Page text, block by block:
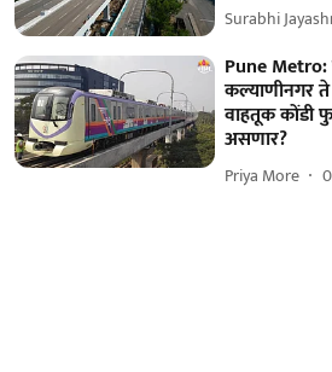
Surabhi
Pune Metro:
कल्याणीनगर ते
वाहतूक कोंडी
असणार?
Priya More